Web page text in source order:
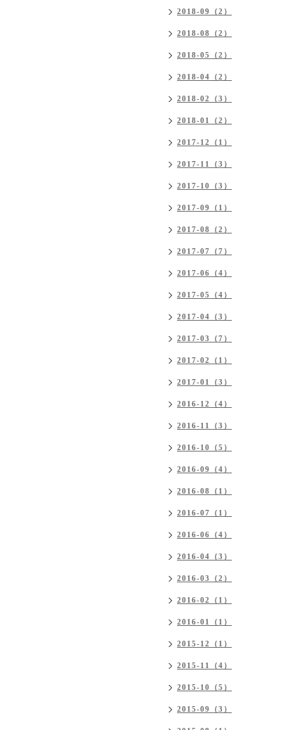
2018-09（2）
2018-08（2）
2018-05（2）
2018-04（2）
2018-02（3）
2018-01（2）
2017-12（1）
2017-11（3）
2017-10（3）
2017-09（1）
2017-08（2）
2017-07（7）
2017-06（4）
2017-05（4）
2017-04（3）
2017-03（7）
2017-02（1）
2017-01（3）
2016-12（4）
2016-11（3）
2016-10（5）
2016-09（4）
2016-08（1）
2016-07（1）
2016-06（4）
2016-04（3）
2016-03（2）
2016-02（1）
2016-01（1）
2015-12（1）
2015-11（4）
2015-10（5）
2015-09（3）